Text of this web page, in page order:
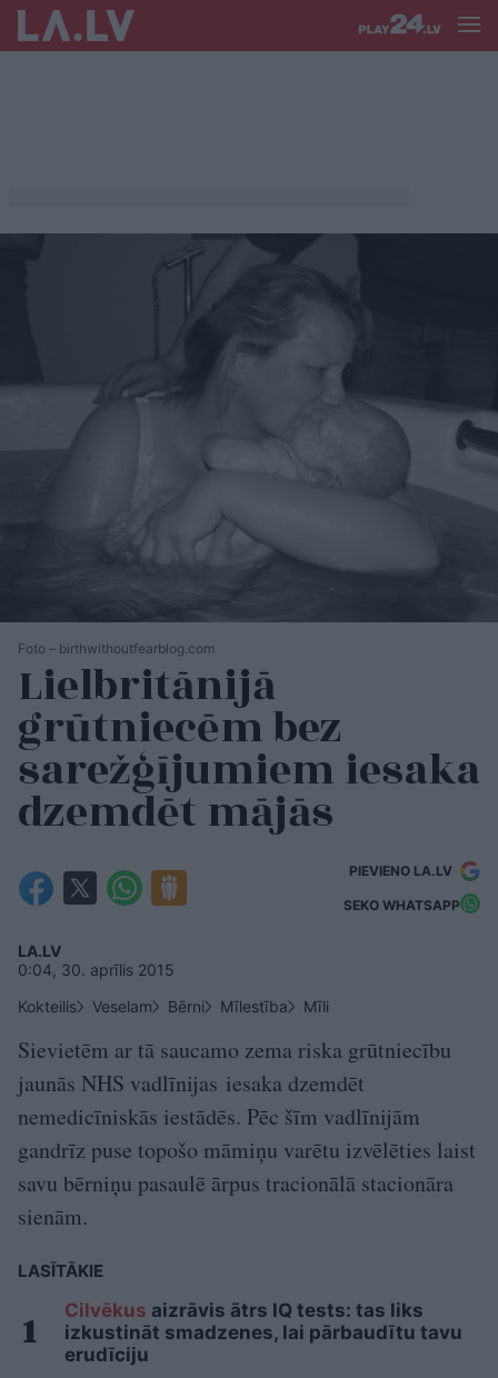
Foto – birthwithoutfearblog.com
Lielbritānijā
grūtniecēm bez
sarežģījumiem iesaka
dzemdēt mājās
PIEVIENO LA.LV
SEKO WHATSAPP
LA.LV
0:04, 30. aprīlis 2015
Kokteilis
Veselam Bērni Mīlestība Mīli
Sievietēm ar tā saucamo zema riska grūtniecību
jaunās NHS vadlīnijas iesaka dzemdēt
nemedicīniskās iestādēs. Pēc šīm vadlīnijām
gandrīz puse topošo māmiņu varētu izvēlēties laist
savu bērniņu pasaulē ārpus tracionālā stacionāra
sienām.
LASĪTĀKIE
Cilvēkus aizrāvis ātrs IQ tests: tas liks
izkustināt smadzenes, lai pārbaudītu tavu
erudīciju